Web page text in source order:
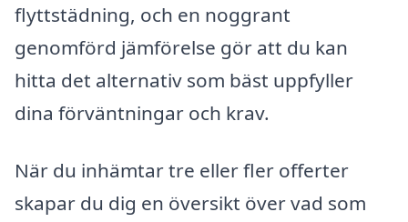
flyttstädning, och en noggrant
genomförd jämförelse gör att du kan
hitta det alternativ som bäst uppfyller
dina förväntningar och krav.
När du inhämtar tre eller fler offerter
skapar du dig en översikt över vad som